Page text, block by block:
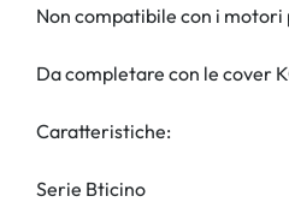
Non compatibile con i motori
Da completare con le cover
Caratteristiche:
Serie Bticino